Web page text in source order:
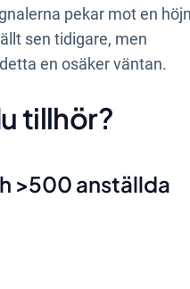
pekar mot en
sen tidigare, men
en osäker väntan.
tillhör?
>500 anställda